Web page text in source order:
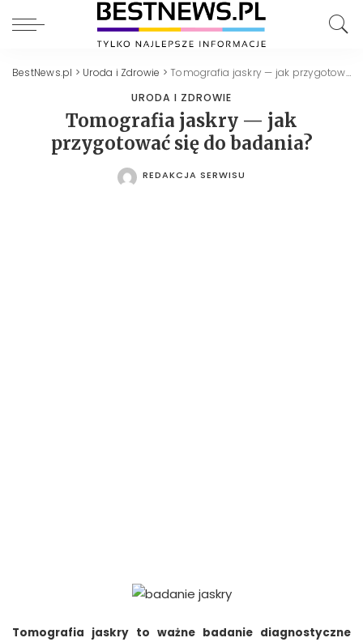
BestNews.pl > Uroda i Zdrowie >Tomografia jaskry — jak przygotować się do badania?
URODA I ZDROWIE
Tomografia jaskry — jak
przygotować się do badania?
POSTED
REDAKCJA SERWISU
Tomografia jaskry to ważne badanie diagnostyczne